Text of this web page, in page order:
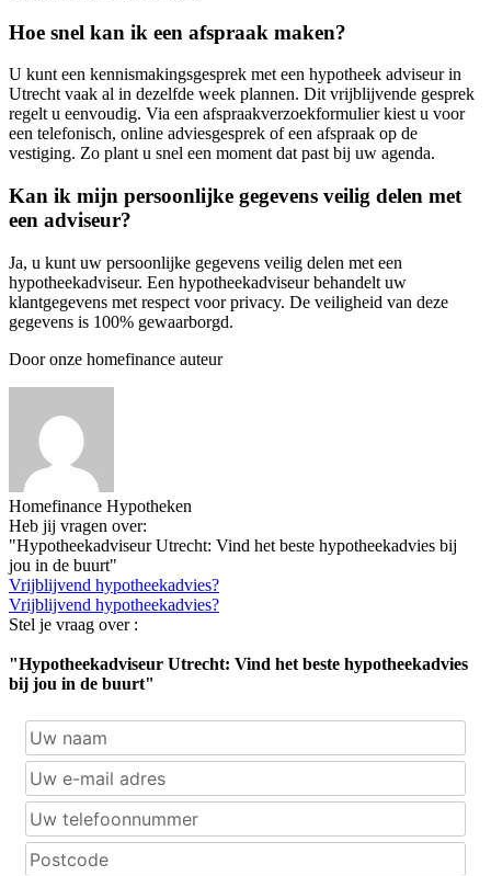
Hoe snel kan ik een afspraak maken?
U kunt een kennismakingsgesprek met een hypotheek adviseur in
Utrecht vaak al in dezelfde week plannen. Dit vrijblijvende gesprek
regelt u eenvoudig. Via een afspraakverzoekformulier kiest u voor
een telefonisch, online adviesgesprek of een afspraak op de
vestiging. Zo plant u snel een moment dat past bij uw agenda.
Kan ik mijn persoonlijke gegevens veilig delen met
een adviseur?
Ja, u kunt uw persoonlijke gegevens veilig delen met een
hypotheekadviseur. Een hypotheekadviseur behandelt uw
klantgegevens met respect voor privacy. De veiligheid van deze
gegevens is 100% gewaarborgd.
Door onze homefinance auteur
Homefinance Hypotheken
Heb jij vragen over:
"Hypotheekadviseur Utrecht: Vind het beste hypotheekadvies bij
jou in de buurt"
Vrijblijvend hypotheekadvies?
Vrijblijvend hypotheekadvies?
Stel je vraag over :
"Hypotheekadviseur Utrecht: Vind het beste hypotheekadvies
bij jou in de buurt"